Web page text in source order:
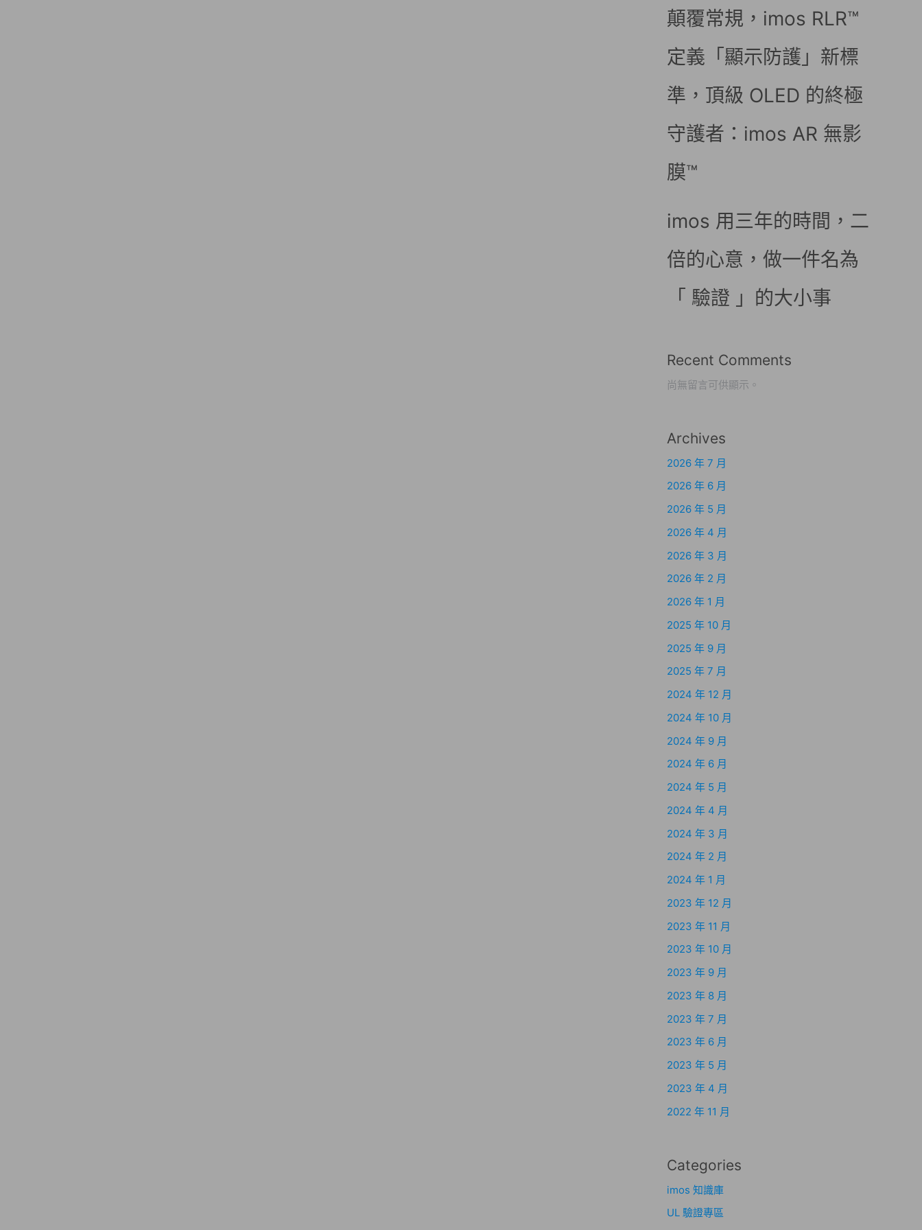
顛覆常規，imos RLR™
定義「顯示防護」新標
準，頂級 OLED 的終極
守護者：imos AR 無影
膜™
imos 用三年的時間，二
倍的心意，做一件名為
「 驗證 」的大小事
Recent Comments
尚無留言可供顯示。
Archives
2026 年 7 月
2026 年 6 月
2026 年 5 月
2026 年 4 月
2026 年 3 月
2026 年 2 月
2026 年 1 月
2025 年 10 月
2025 年 9 月
2025 年 7 月
2024 年 12 月
2024 年 10 月
2024 年 9 月
2024 年 6 月
2024 年 5 月
2024 年 4 月
2024 年 3 月
2024 年 2 月
2024 年 1 月
2023 年 12 月
2023 年 11 月
2023 年 10 月
2023 年 9 月
2023 年 8 月
2023 年 7 月
2023 年 6 月
2023 年 5 月
2023 年 4 月
2022 年 11 月
Categories
imos 知識庫
UL 驗證專區